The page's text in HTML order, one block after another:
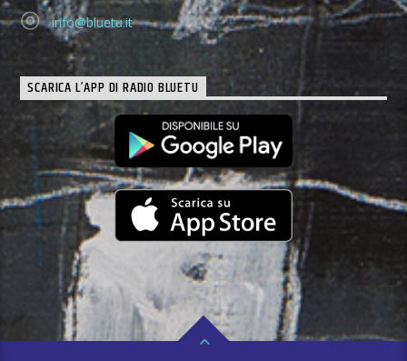
info@bluetu.it
SCARICA L’APP DI RADIO BLUETU